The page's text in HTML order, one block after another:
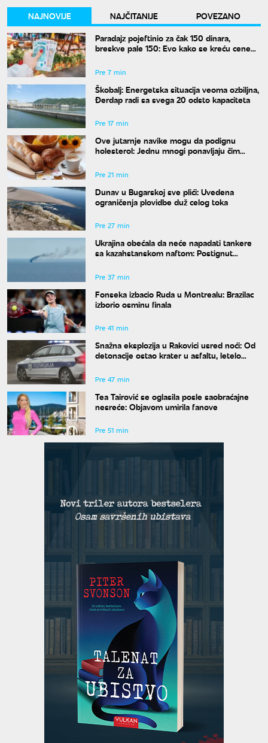
NAJNOVIJE NAJČITANIJE
POVEZANO
Paradajz pojeftinio za čak 150 dinara,
breskve pale 150: Evo kako se kreću cene
Pre 7 min
Škobalj: Energetska situacija veoma ozbiljna,
Đerdap radi sa svega 20 odsto kapaciteta
Pre 17 min
Ove jutarnje navike mogu da podignu
holesterol: Jednu mnogi ponavljaju čim
Pre 21 min
Dunav u Bugarskoj sve plići: Uvedena
ograničenja plovidbe duž celog toka
Pre 27 min
Ukrajina obećala da neće napadati tankere
sa kazahstanskom naftom: Postignut
Pre 37 min
Fonseka izbacio Ruda u Montrealu: Brazilac
izborio osminu finala
Pre 41 min
Snažna eksplozija u Rakovici usred noći: Od
detonacije ostao krater u asfaltu, letelo
Pre 47 min
Tea Tairović se oglasila posle saobraćajne
nesreće: Objavom umirila fanove
Pre 51 min